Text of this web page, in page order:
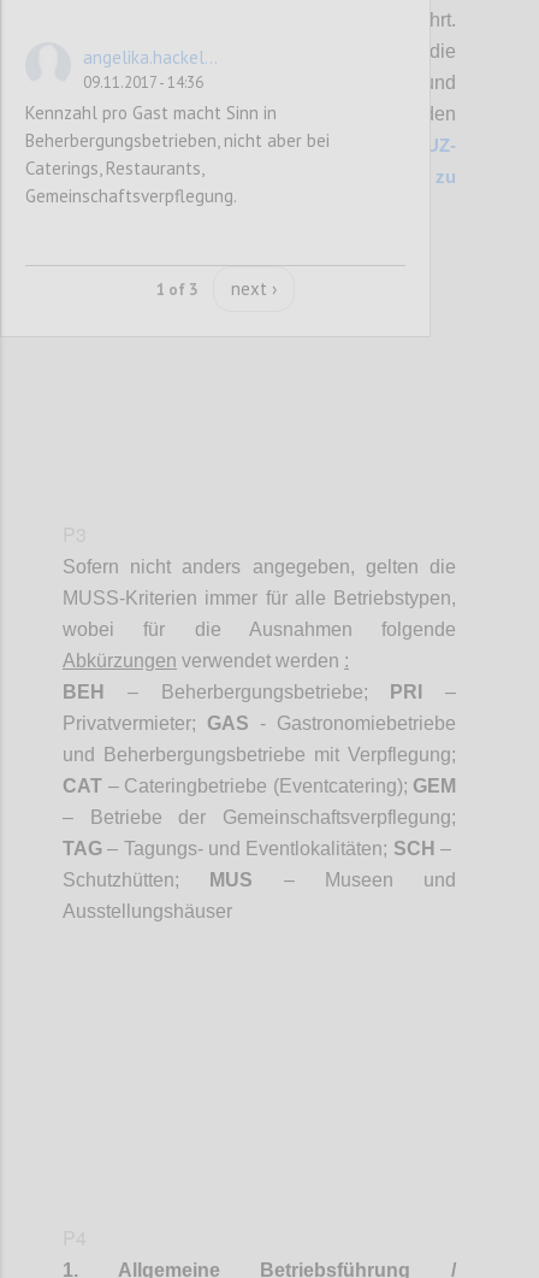
Änderungen sowie Streichungen angeführt.
lle Änderungen in diesem Bereich sowie die
Anforderungen für die Beurteilung und
Prüfung und diedetaillierte Zuordnung zu den
jeweiligen Betriebstypen finden Sie unter
UZ-
200 Kriterienvergleich Vers. 6.1 (2014) zu
Entwurf (2017)
Sofern nicht anders angegeben, gelten die
MUSS-Kriterien immer für alle Betriebstypen,
wobei für die Ausnahmen folgende
Abkürzungen verwendet werden :
BEH – Beherbergungsbetriebe; PRI –
Privatvermieter; GAS - Gastronomiebetriebe
und Beherbergungsbetriebe mit Verpflegung;
CAT – Cateringbetriebe (Eventcatering); GEM
– Betriebe der Gemeinschaftsverpflegung;
TAG– Tagungs- und Eventlokalitäten; SCH–
Schutzhütten;
MUS – Museen und
Ausstellungshäuser
1. Allgemeine Betriebsführung /
angelika.hackel...
09.11.2017 - 14:36
Kennzahl pro Gast macht Sinn in
Beherbergungsbetrieben, nicht aber bei
Caterings, Restaurants,
Gemeinschaftsverpflegung.
1 of 3 next ›